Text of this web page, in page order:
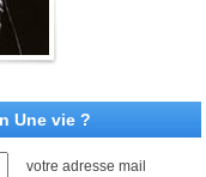
Une vie ?
votre adresse mail